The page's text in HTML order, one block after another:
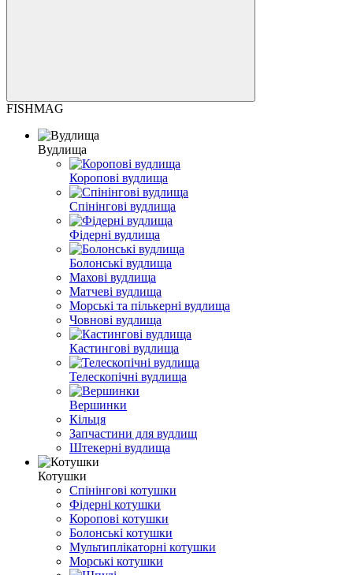
FISHMAG
Вудлища
Коропові вудлища
Спінінгові вудлища
Фідерні вудлища
Болонські вудлища
Махові вудлища
Матчеві вудлища
Морські та пількерні вудлища
Човнові вудлища
Кастингові вудлища
Телескопічні вудлища
Вершинки
Кільця
Запчастини для вудлищ
Штекерні вудлища
Котушки
Спінінгові котушки
Фідерні котушки
Коропові котушки
Болонські котушки
Мультиплікаторні котушки
Морські котушки